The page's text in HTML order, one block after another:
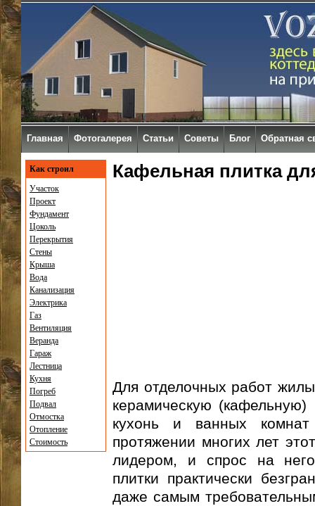
Кафельная плитка
Для отделочных работ
керамическую (кафельную)
кухонь и ванных
протяжении многих лет
лидером, и спрос на
плитки практически
даже самым
Как строил
Участок
Проект
Фундамент
Цоколь
Перекрытия
Стены
Крыша
Вода
Канализация
Электрика
Газ
Вентиляция
Веранда
Гараж
Лестница
Кухня
Погреб
Подвал
Отмостка
Отопление
Стоимость
Главная Фотогалерея Статьи Советы Блог Обратная